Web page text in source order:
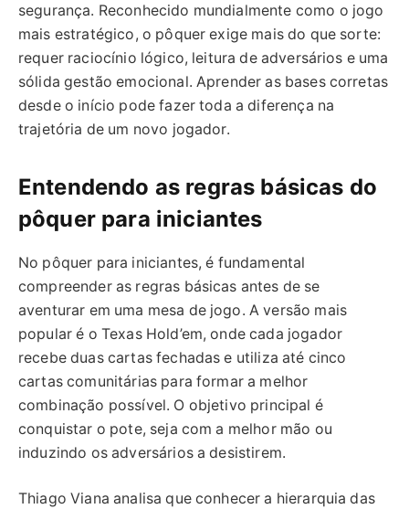
segurança. Reconhecido mundialmente como o jogo
mais estratégico, o pôquer exige mais do que sorte:
requer raciocínio lógico, leitura de adversários e uma
sólida gestão emocional. Aprender as bases corretas
desde o início pode fazer toda a diferença na
trajetória de um novo jogador.
Entendendo as regras básicas do
pôquer para iniciantes
No pôquer para iniciantes, é fundamental
compreender as regras básicas antes de se
aventurar em uma mesa de jogo. A versão mais
popular é o Texas Hold’em, onde cada jogador
recebe duas cartas fechadas e utiliza até cinco
cartas comunitárias para formar a melhor
combinação possível. O objetivo principal é
conquistar o pote, seja com a melhor mão ou
induzindo os adversários a desistirem.
Thiago Viana analisa que conhecer a hierarquia das